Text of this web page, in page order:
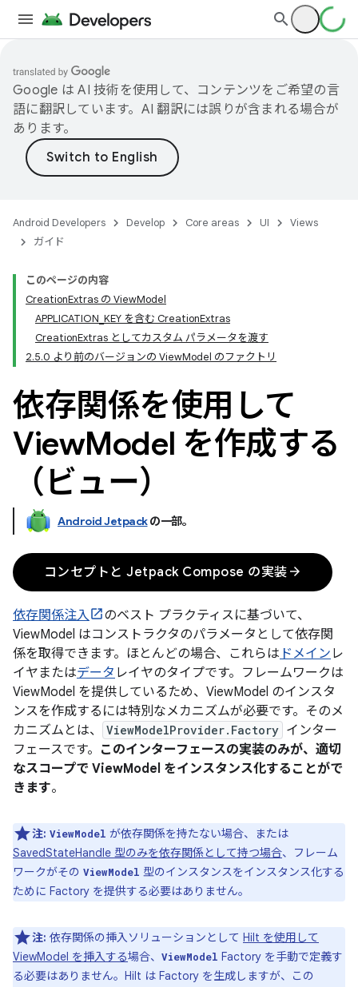
Google は AI 技術を使用して、コンテンツをご希望の言
語に翻訳しています。AI 翻訳には誤りが含まれる場合が
あります。
Android Developers Develop Core areas UI
Views
ガイド
このページの内容
CreationExtras の ViewModel
APPLICATION_KEY を含む CreationExtras
CreationExtras としてカスタム パラメータを渡す
2.5.0 より前のバージョンの ViewModel のファクトリ
依存関係を使用して
ViewModel を作成する
（ビュー）
Android Jetpackの一部。
コンセプトと Jetpack Compose の実装 arrow_forward
依存関係注入
のベスト プラクティスに基づいて、
ViewModel はコンストラクタのパラメータとして依存関
係を取得できます。ほとんどの場合、これらは ドメイン レ
イヤまたはデータ レイヤのタイプです。フレームワークは
ViewModel を提供しているため、ViewModel のインスタ
ンスを作成するには特別なメカニズムが必要です。そのメ
カニズムとは、
ViewModelProvider.Factory インター
フェースです。 このインターフェースの実装のみが、適切
なスコープで ViewModel をインスタンス化することがで
きます。
注: ViewModel が依存関係を持たない場合、または
SavedStateHandle 型のみを依存関係として持つ場合、フレーム
ワークがその ViewModel 型のインスタンスをインスタンス化する
ために Factory を提供する必要はありません。
注: 依存関係の挿入ソリューションとして Hilt を使用して
ViewModel を挿入する場合、 ViewModel Factory を手動で定義す
る必要はありません。Hilt は Factory を生成しますが、この